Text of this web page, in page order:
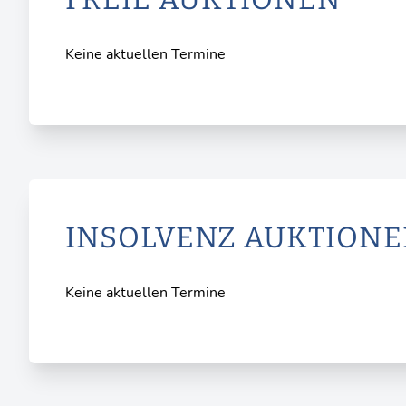
Keine aktuellen Termine
INSOLVENZ
Keine aktuellen Termine